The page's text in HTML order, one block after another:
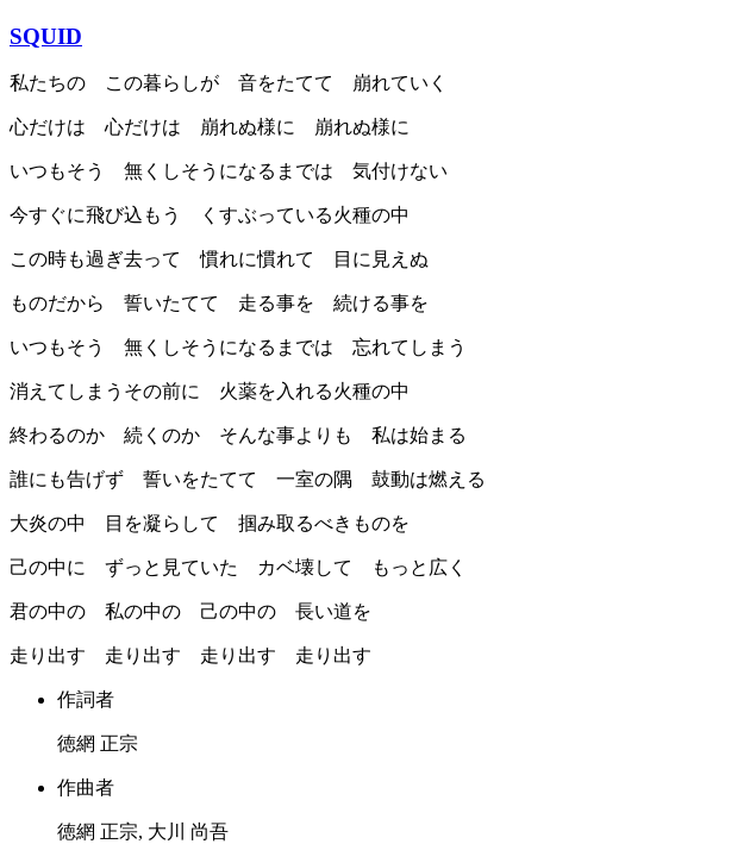
SQUID
私たちの この暮らしが 音をたてて 崩れていく
心だけは 心だけは 崩れぬ様に 崩れぬ様に
いつもそう 無くしそうになるまでは 気付けない
今すぐに飛び込もう くすぶっている火種の中
この時も過ぎ去って 慣れに慣れて 目に見えぬ
ものだから 誓いたてて 走る事を 続ける事を
いつもそう 無くしそうになるまでは 忘れてしまう
消えてしまうその前に 火薬を入れる火種の中
終わるのか 続くのか そんな事よりも 私は始まる
誰にも告げず 誓いをたてて 一室の隅 鼓動は燃える
大炎の中 目を凝らして 掴み取るべきものを
己の中に ずっと見ていた カベ壊して もっと広く
君の中の 私の中の 己の中の 長い道を
走り出す 走り出す 走り出す 走り出す
作詞者
徳網 正宗
作曲者
徳網 正宗, 大川 尚吾